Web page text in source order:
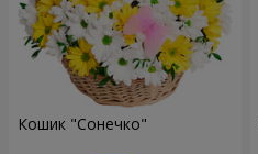
Кошик "Сонечко"